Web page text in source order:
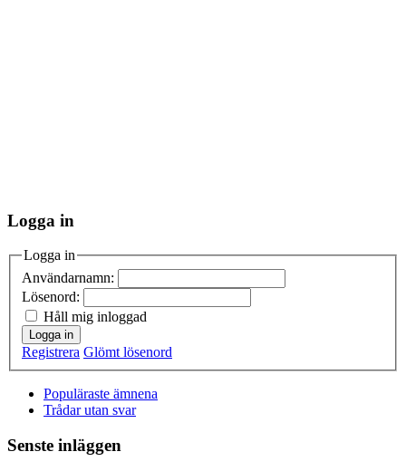
Logga in
Logga in
Användarnamn:
Lösenord:
Håll mig inloggad
Logga in
Registrera Glömt lösenord
Populäraste ämnena
Trådar utan svar
Senste inläggen